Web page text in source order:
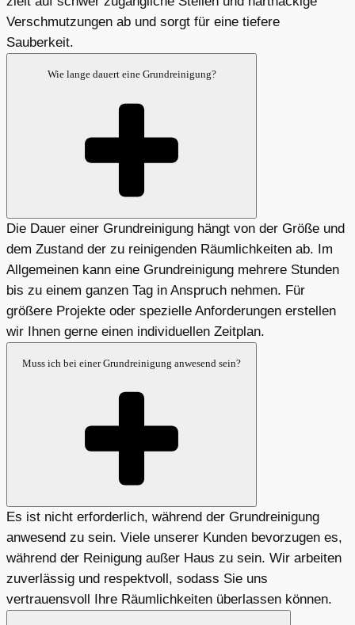
Verschmutzungen ab und sorgt für eine tiefere
Sauberkeit.
Wie lange dauert eine Grundreinigung?
Die Dauer einer Grundreinigung hängt von der Größe und
dem Zustand der zu reinigenden Räumlichkeiten ab. Im
Allgemeinen kann eine Grundreinigung mehrere Stunden
bis zu einem ganzen Tag in Anspruch nehmen. Für
größere Projekte oder spezielle Anforderungen erstellen
wir Ihnen gerne einen individuellen Zeitplan.
Muss ich bei einer Grundreinigung anwesend sein?
Es ist nicht erforderlich, während der Grundreinigung
anwesend zu sein. Viele unserer Kunden bevorzugen es,
während der Reinigung außer Haus zu sein. Wir arbeiten
zuverlässig und respektvoll, sodass Sie uns
vertrauensvoll Ihre Räumlichkeiten überlassen können.